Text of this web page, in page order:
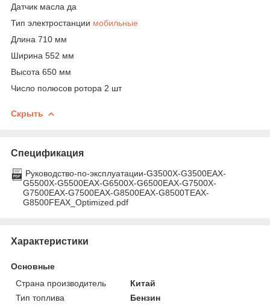
Датчик масла да
Тип электростанции мобильные
Длина 710 мм
Ширина 552 мм
Высота 650 мм
Число полюсов ротора 2 шт
Скрыть
Спецификация
Руководство-по-эксплуатации-G3500X-G3500EAX-
G5500X-G5500EAX-G6500X-G6500EAX-G7500X-
G7500EAX-G7500EAX-G8500EAX-G8500TEAX-
G8500FEAX_Optimized.pdf
Характеристики
Основные
Страна производитель
Китай
Тип топлива
Бензин